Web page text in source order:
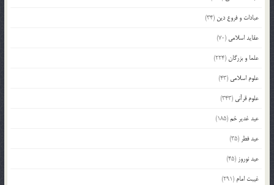
عبادات و فروع دین (34)
عقاید اسلامی (70)
علما و بزرگان(224)
علوم اسلامی (43)
علوم قرآنی (343)
عید غدیر خم(185)
عید فطر (35)
عید نوروز (45)
غیبت امام (291)